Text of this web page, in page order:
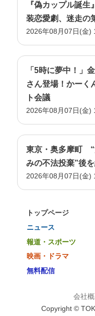
『偽カップル誕
装恋愛劇、迷走の
2026年08月07日(金)
「5時に夢中！」
さん登場！かーく
ト会議
2026年08月07日(金)
東京・奥多摩町 “
みの不法投棄”後
2026年08月07日(金)
トップページ
ニュース
報道・スポーツ
映画・ドラマ
無料配信
会社
Copyright ©